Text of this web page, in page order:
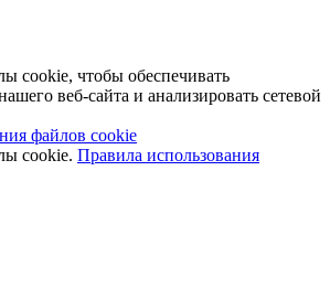
cookie, чтобы обеспечивать
веб-сайта и анализировать сетевой
файлов cookie
cookie. Правила использования